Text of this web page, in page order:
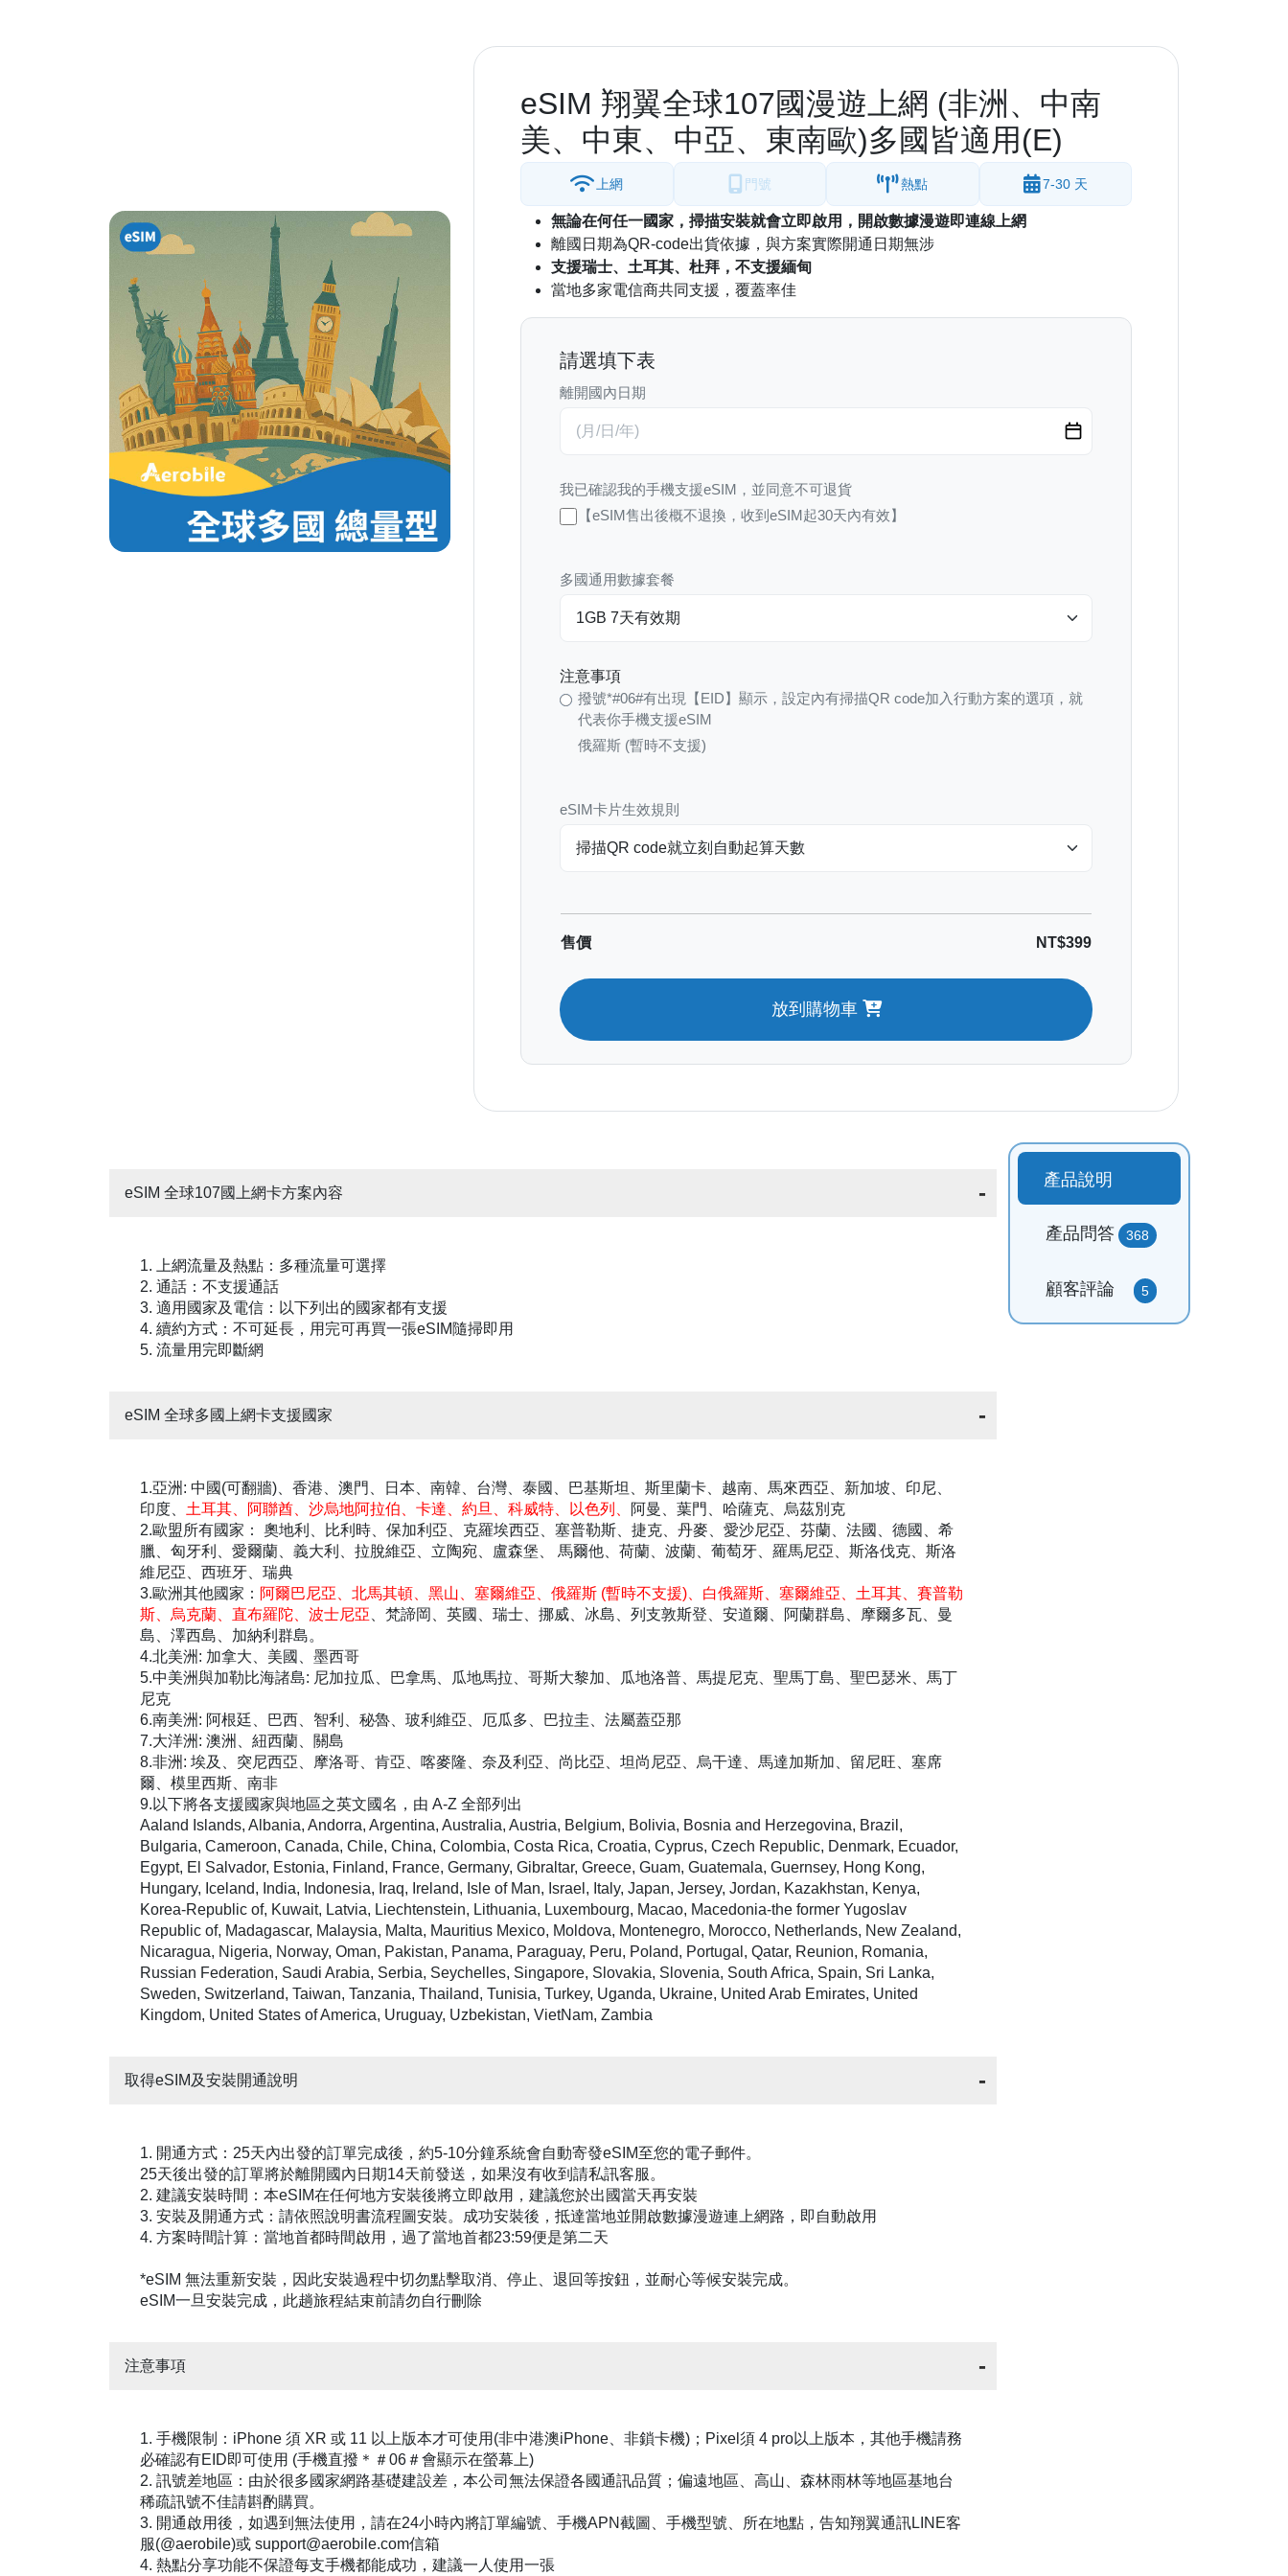
eSIM 翔翼全球107國漫遊上網 (非洲、中南
美、中東、中亞、東南歐)多國皆適用(E)
上網 門號 熱點 7-30 天
無論在何任一國家，掃描安裝就會立即啟用，開啟數據漫遊即連線上網
離國日期為QR-code出貨依據，與方案實際開通日期無涉
支援瑞士、土耳其、杜拜，不支援緬甸
當地多家電信商共同支援，覆蓋率佳
請選填下表
離開國內日期
我已確認我的手機支援eSIM，並同意不可退貨
【eSIM售出後概不退換，收到eSIM起30天內有效】
多國通用數據套餐
注意事項
撥號*#06#有出現【EID】顯示，設定內有掃描QR code加入行動方案的選項，就
代表你手機支援eSIM
俄羅斯 (暫時不支援)
eSIM卡片生效規則
售價 NT$399
放到購物車
產品說明
產品問答 368
顧客評論 5
eSIM 全球107國上網卡方案內容
1. 上網流量及熱點：多種流量可選擇
2. 通話：不支援通話
3. 適用國家及電信：以下列出的國家都有支援
4. 續約方式：不可延長，用完可再買一張eSIM隨掃即用
5. 流量用完即斷網
eSIM 全球多國上網卡支援國家
1.亞洲: 中國(可翻牆)、香港、澳門、日本、南韓、台灣、泰國、巴基斯坦、斯里蘭卡、越南、馬來西亞、新加坡、印尼、
印度、 土耳其、阿聯酋、沙烏地阿拉伯、卡達、約旦、科威特、以色列、
阿曼、葉門、哈薩克、烏茲別克
2.歐盟所有國家： 奧地利、比利時、保加利亞、克羅埃西亞、塞普勒斯、捷克、丹麥、愛沙尼亞、芬蘭、法國、德國、希
臘、匈牙利、愛爾蘭、義大利、拉脫維亞、立陶宛、盧森堡、 馬爾他、荷蘭、波蘭、葡萄牙、羅馬尼亞、斯洛伐克、斯洛
維尼亞、西班牙、瑞典
3.歐洲其他國家： 阿爾巴尼亞、北馬其頓、黑山、塞爾維亞、俄羅斯 (暫時不支援)、白俄羅斯、塞爾維亞、土耳其、賽普勒
斯、烏克蘭、直布羅陀、波士尼亞 、梵諦岡、英國、瑞士、挪威、冰島、列支敦斯登、安道爾、阿蘭群島、摩爾多瓦、曼
島、澤西島、加納利群島。
4.北美洲: 加拿大、美國、墨西哥
5.中美洲與加勒比海諸島: 尼加拉瓜、巴拿馬、瓜地馬拉、哥斯大黎加、瓜地洛普、馬提尼克、聖馬丁島、聖巴瑟米、馬丁
尼克
6.南美洲: 阿根廷、巴西、智利、秘魯、玻利維亞、厄瓜多、巴拉圭、法屬蓋亞那
7.大洋洲: 澳洲、紐西蘭、關島
8.非洲: 埃及、突尼西亞、摩洛哥、肯亞、喀麥隆、奈及利亞、尚比亞、坦尚尼亞、烏干達、馬達加斯加、留尼旺、塞席
爾、模里西斯、南非
9.以下將各支援國家與地區之英文國名，由 A-Z 全部列出
Aaland Islands, Albania, Andorra, Argentina, Australia, Austria, Belgium, Bolivia, Bosnia and Herzegovina, Brazil,
Bulgaria, Cameroon, Canada, Chile, China, Colombia, Costa Rica, Croatia, Cyprus, Czech Republic, Denmark, Ecuador,
Egypt, El Salvador, Estonia, Finland, France, Germany, Gibraltar, Greece, Guam, Guatemala, Guernsey, Hong Kong,
Hungary, Iceland, India, Indonesia, Iraq, Ireland, Isle of Man, Israel, Italy, Japan, Jersey, Jordan, Kazakhstan, Kenya,
Korea-Republic of, Kuwait, Latvia, Liechtenstein, Lithuania, Luxembourg, Macao, Macedonia-the former Yugoslav
Republic of, Madagascar, Malaysia, Malta, Mauritius Mexico, Moldova, Montenegro, Morocco, Netherlands, New Zealand,
Nicaragua, Nigeria, Norway, Oman, Pakistan, Panama, Paraguay, Peru, Poland, Portugal, Qatar, Reunion, Romania,
Russian Federation, Saudi Arabia, Serbia, Seychelles, Singapore, Slovakia, Slovenia, South Africa, Spain, Sri Lanka,
Sweden, Switzerland, Taiwan, Tanzania, Thailand, Tunisia, Turkey, Uganda, Ukraine, United Arab Emirates, United
Kingdom, United States of America, Uruguay, Uzbekistan, VietNam, Zambia
取得eSIM及安裝開通說明
1. 開通方式：25天內出發的訂單完成後，約5-10分鐘系統會自動寄發eSIM至您的電子郵件。
25天後出發的訂單將於離開國內日期14天前發送，如果沒有收到請私訊客服。
2. 建議安裝時間：本eSIM在任何地方安裝後將立即啟用，建議您於出國當天再安裝
3. 安裝及開通方式：請依照說明書流程圖安裝。成功安裝後，抵達當地並開啟數據漫遊連上網路，即自動啟用
4. 方案時間計算：當地首都時間啟用，過了當地首都23:59便是第二天
*eSIM 無法重新安裝，因此安裝過程中切勿點擊取消、停止、退回等按鈕，並耐心等候安裝完成。
eSIM一旦安裝完成，此趟旅程結束前請勿自行刪除
注意事項
1. 手機限制：iPhone 須 XR 或 11 以上版本才可使用(非中港澳iPhone、非鎖卡機)；Pixel須 4 pro以上版本，其他手機請務
必確認有EID即可使用 (手機直撥＊＃06＃會顯示在螢幕上)
2. 訊號差地區：由於很多國家網路基礎建設差，本公司無法保證各國通訊品質；偏遠地區、高山、森林雨林等地區基地台
稀疏訊號不佳請斟酌購買。
3. 開通啟用後，如遇到無法使用，請在24小時內將訂單編號、手機APN截圖、手機型號、所在地點，告知翔翼通訊LINE客
服(@aerobile)或 support@aerobile.com信箱
4. 熱點分享功能不保證每支手機都能成功，建議一人使用一張